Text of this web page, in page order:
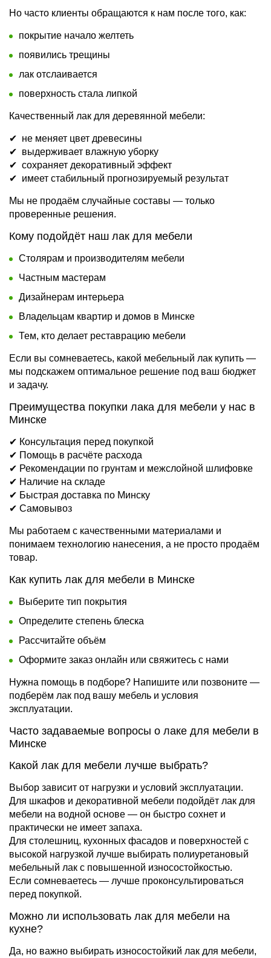
Но часто клиенты обращаются к нам после того, как:
покрытие начало желтеть
появились трещины
лак отслаивается
поверхность стала липкой
Качественный лак для деревянной мебели:
✔ не меняет цвет древесины
✔ выдерживает влажную уборку
✔ сохраняет декоративный эффект
✔ имеет стабильный прогнозируемый результат
Мы не продаём случайные составы — только
проверенные решения.
Кому подойдёт наш лак для мебели
Столярам и производителям мебели
Частным мастерам
Дизайнерам интерьера
Владельцам квартир и домов в Минске
Тем, кто делает реставрацию мебели
Если вы сомневаетесь, какой мебельный лак купить —
мы подскажем оптимальное решение под ваш бюджет
и задачу.
Преимущества покупки лака для мебели у нас в
Минске
✔ Консультация перед покупкой
✔ Помощь в расчёте расхода
✔ Рекомендации по грунтам и межслойной шлифовке
✔ Наличие на складе
✔ Быстрая доставка по Минску
✔ Самовывоз
Мы работаем с качественными материалами и
понимаем технологию нанесения, а не просто продаём
товар.
Как купить лак для мебели в Минске
Выберите тип покрытия
Определите степень блеска
Рассчитайте объём
Оформите заказ онлайн или свяжитесь с нами
Нужна помощь в подборе? Напишите или позвоните —
подберём лак под вашу мебель и условия
эксплуатации.
Часто задаваемые вопросы о лаке для мебели в
Минске
Какой лак для мебели лучше выбрать?
Выбор зависит от нагрузки и условий эксплуатации.
Для шкафов и декоративной мебели подойдёт лак для
мебели на водной основе — он быстро сохнет и
практически не имеет запаха.
Для столешниц, кухонных фасадов и поверхностей с
высокой нагрузкой лучше выбирать полиуретановый
мебельный лак с повышенной износостойкостью.
Если сомневаетесь — лучше проконсультироваться
перед покупкой.
Можно ли использовать лак для мебели на
кухне?
Да, но важно выбирать износостойкий лак для мебели,